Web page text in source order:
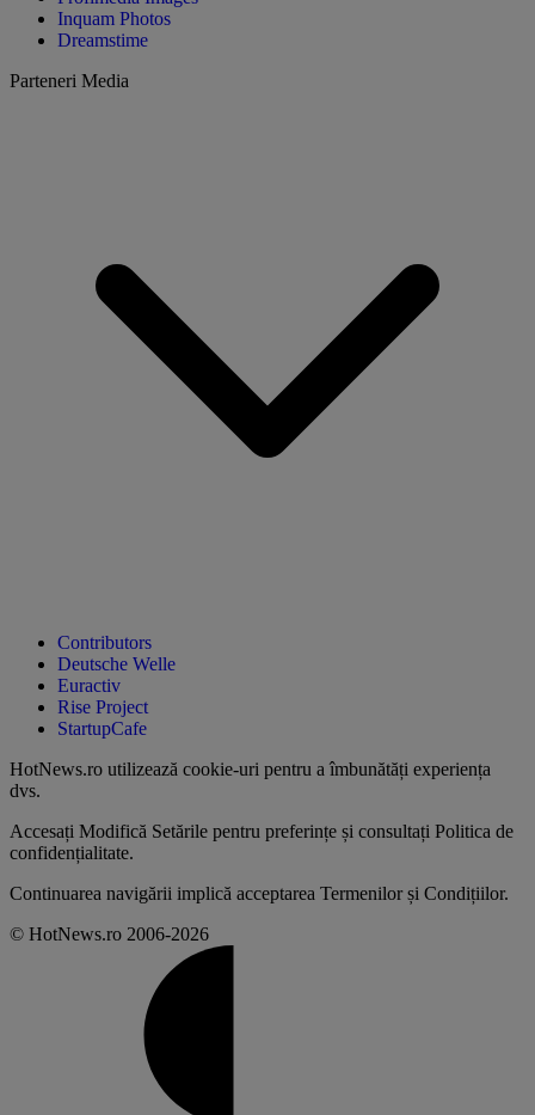
Inquam Photos
Dreamstime
Parteneri Media
Contributors
Deutsche Welle
Euractiv
Rise Project
StartupCafe
HotNews.ro utilizează cookie-uri pentru a îmbunătăți experiența
dvs.
Accesați Modifică Setările pentru preferințe și consultați Politica de
confidențialitate.
Continuarea navigării implică acceptarea Termenilor și Condițiilor.
© HotNews.ro 2006-2026